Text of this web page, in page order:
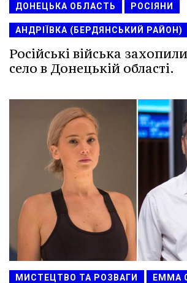
ДОНЕЦЬКА ОБЛАСТЬ РОСІЯНИ
АНДРІЇВКА (БЕРДЯНСЬКИЙ РАЙОН)
Російські війська
село в Донецькій області.
МИСТЕЦТВО ТА РОЗВАГИ ЕММА